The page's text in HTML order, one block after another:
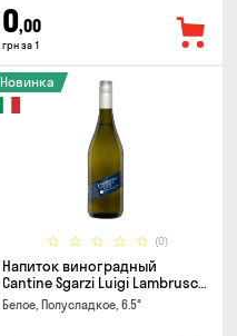
0,00
грн за 1
(0)
Новинка
Напиток виноградный
Cantine Sgarzi Luigi Lambrusco
IGT Emilia Bianca Frizziante
0.75л
Белое, Полусладкое, 6.5°